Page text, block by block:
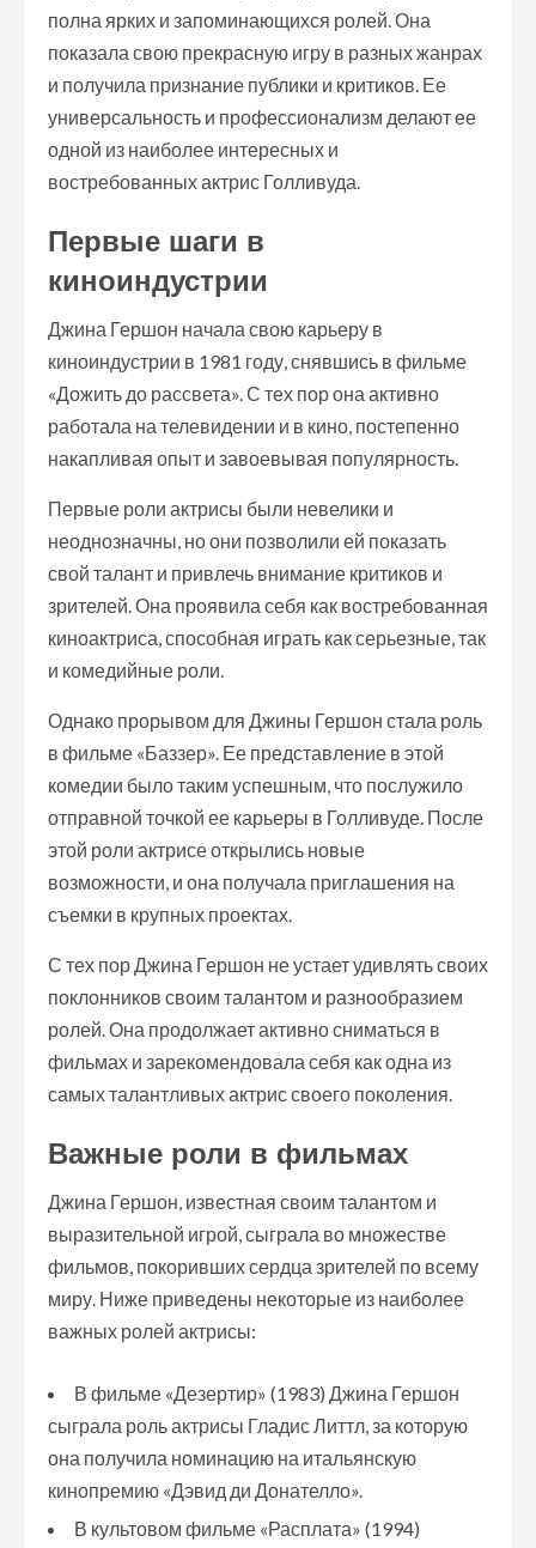
полна ярких и запоминающихся ролей. Она
показала свою прекрасную игру в разных жанрах
и получила признание публики и критиков. Ее
универсальность и профессионализм делают ее
одной из наиболее интересных и
востребованных актрис Голливуда.
Первые шаги в
киноиндустрии
Джина Гершон начала свою карьеру в
киноиндустрии в 1981 году, снявшись в фильме
«Дожить до рассвета». С тех пор она активно
работала на телевидении и в кино, постепенно
накапливая опыт и завоевывая популярность.
Первые роли актрисы были невелики и
неоднозначны, но они позволили ей показать
свой талант и привлечь внимание критиков и
зрителей. Она проявила себя как востребованная
киноактриса, способная играть как серьезные, так
и комедийные роли.
Однако прорывом для Джины Гершон стала роль
в фильме «Баззер». Ее представление в этой
комедии было таким успешным, что послужило
отправной точкой ее карьеры в Голливуде. После
этой роли актрисе открылись новые
возможности, и она получала приглашения на
съемки в крупных проектах.
С тех пор Джина Гершон не устает удивлять своих
поклонников своим талантом и разнообразием
ролей. Она продолжает активно сниматься в
фильмах и зарекомендовала себя как одна из
самых талантливых актрис своего поколения.
Важные роли в фильмах
Джина Гершон, известная своим талантом и
выразительной игрой, сыграла во множестве
фильмов, покоривших сердца зрителей по всему
миру. Ниже приведены некоторые из наиболее
важных ролей актрисы:
В фильме «Дезертир» (1983) Джина Гершон
сыграла роль актрисы Гладис Литтл, за которую
она получила номинацию на итальянскую
кинопремию «Дэвид ди Донателло».
В культовом фильме «Расплата» (1994)